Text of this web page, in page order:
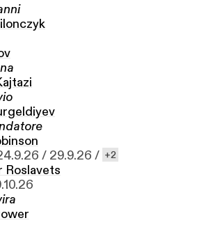
/ 29.9.26 / 2
Roslavets